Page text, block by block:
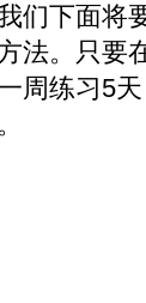
下面将要
法。只要
周练习5